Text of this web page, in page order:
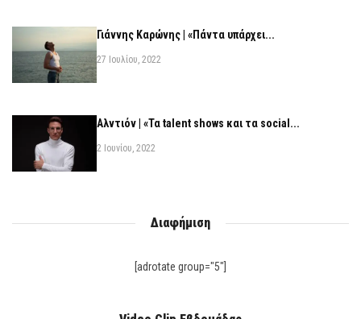
Γιάννης Καρώνης | «Πάντα υπάρχει...
27 Ιουλίου, 2022
Αλντιόν | «Τα talent shows και τα social...
2 Ιουνίου, 2022
Διαφήμιση
[adrotate group="5"]